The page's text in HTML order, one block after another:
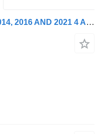
Broshuis 3 X 4AOU-58 3-15, 2014, 2016 AND 2021 4 AXLE FORCED STEERING. 3